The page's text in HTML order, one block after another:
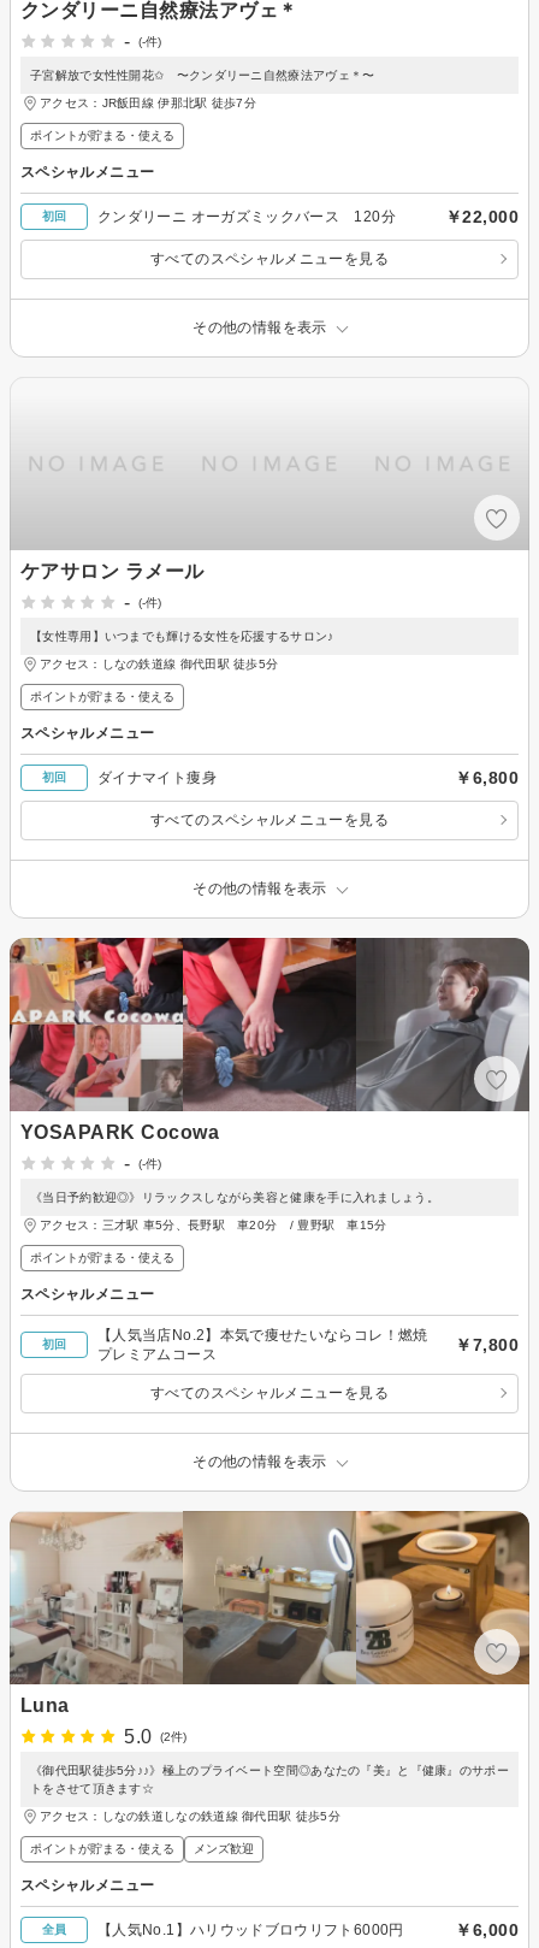
クンダリーニ自然療法アヴェ＊
-
(-件)
子宮解放で女性性開花✩ 〜クンダリーニ自然療法アヴェ＊〜
アクセス：JR飯田線 伊那北駅 徒歩7分
ポイントが貯まる・使える
スペシャルメニュー
初回 クンダリーニ オーガズミックバース 120分 ￥22,000
すべてのスペシャルメニューを見る
その他の情報を表示
ケアサロン ラメール
-
(-件)
【女性専用】いつまでも輝ける女性を応援するサロン♪
アクセス：しなの鉄道線 御代田駅 徒歩5分
ポイントが貯まる・使える
スペシャルメニュー
初回 ダイナマイト痩身 ￥6,800
すべてのスペシャルメニューを見る
その他の情報を表示
YOSAPARK Cocowa
-
(-件)
《当日予約歓迎◎》リラックスしながら美容と健康を手に入れましょう。
アクセス：三才駅 車5分、長野駅 車20分 / 豊野駅 車15分
ポイントが貯まる・使える
スペシャルメニュー
初回
【人気当店No.2】本気で痩せたいならコレ！燃焼
プレミアムコース
￥7,800
すべてのスペシャルメニューを見る
その他の情報を表示
Luna
5.0
(2件)
《御代田駅徒歩5分♪♪》極上のプライベート空間◎あなたの『美』と『健康』のサポー
トをさせて頂きます☆
アクセス：しなの鉄道しなの鉄道線 御代田駅 徒歩5分
ポイントが貯まる・使える メンズ歓迎
スペシャルメニュー
全員 【人気No.1】ハリウッドブロウリフト6000円 ￥6,000